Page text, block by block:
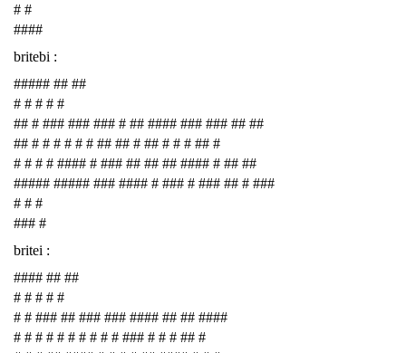
# #
####
britebi :
##### ## ##
# # # # #
## # ### ### ### # ## #### ### ### ## ##
## # # # # # # ## ## # ## # # # ## #
# # # # #### # ### ## ## ## #### # ## ##
##### ##### ### #### # ### # ### ## # ###
# # #
### #
britei :
#### ## ##
# # # # #
# # ### ## ### ### #### ## ## ####
# # # # # # # # # # ### # # # ## #